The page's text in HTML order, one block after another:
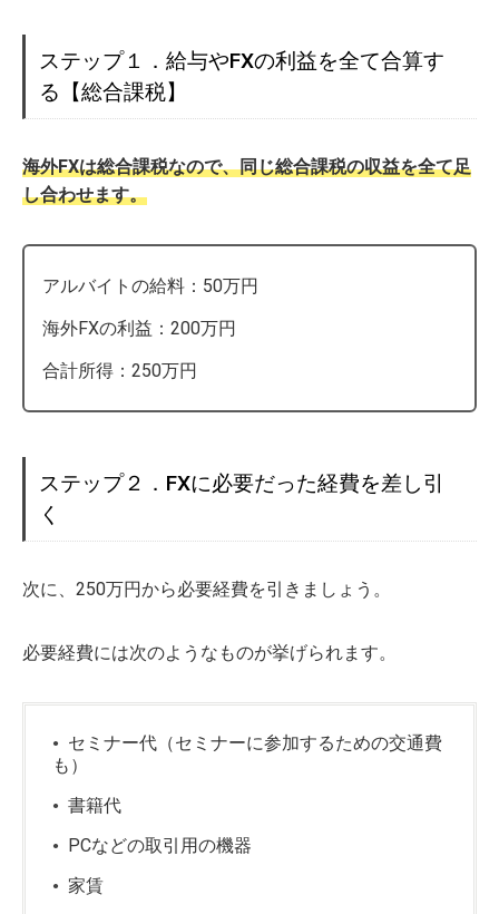
ステップ１．給与やFXの利益を全て合算す
る【総合課税】
海外FXは総合課税なので、同じ総合課税の収益を全て足
し合わせます。
アルバイトの給料：50万円
海外FXの利益：200万円
合計所得：250万円
ステップ２．FXに必要だった経費を差し引
く
次に、250万円から必要経費を引きましょう。
必要経費には次のようなものが挙げられます。
セミナー代（セミナーに参加するための交通費
も）
書籍代
PCなどの取引用の機器
家賃